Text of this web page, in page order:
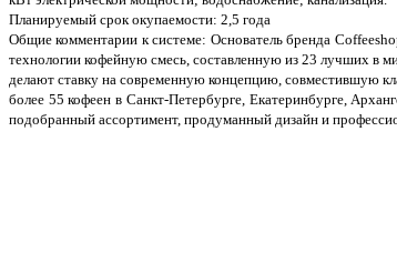
Планируемый срок окупаемости: 2,5 года
Общие комментарии к системе: Основатель бренда
технологии кофейную смесь, составленную из 23 лучших в
делают ставку на современную концепцию, совместившую
более 55 кофеен в Санкт-Петербурге, Екатеринбурге,
подобранный ассортимент, продуманный дизайн и